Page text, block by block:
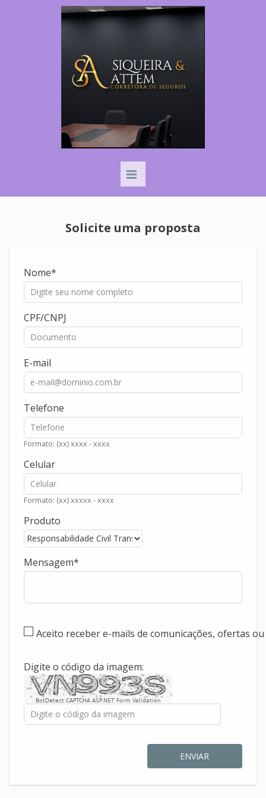
Solicite uma proposta
Nome
CPF/CNPJ
E-mail
Telefone
Formato: (xx) xxxx - xxxx
Celular
Formato: (xx) xxxxx - xxxx
Produto
Mensagem
Aceito receber e-mails de comunicações, ofertas
Digite o código da imagem:
BotDetect CAPTCHA ASP.NET Form Validation
ENVIAR